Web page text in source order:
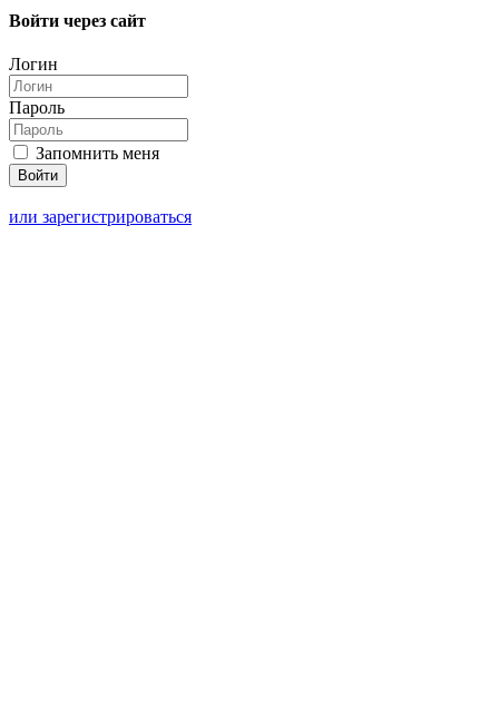
Войти через сайт
Логин
Пароль
Запомнить меня
или зарегистрироваться